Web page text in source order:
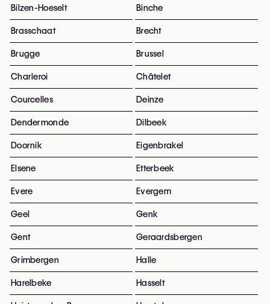
Bilzen-Hoeselt Binche
Brasschaat Brecht
Brugge Brussel
Charleroi Châtelet
Courcelles Deinze
Dendermonde Dilbeek
Doornik Eigenbrakel
Elsene Etterbeek
Evere Evergem
Geel Genk
Gent Geraardsbergen
Grimbergen Halle
Harelbeke Hasselt